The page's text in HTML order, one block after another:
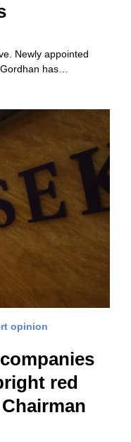
Newly appointed
Gordhan has…
opinion
red